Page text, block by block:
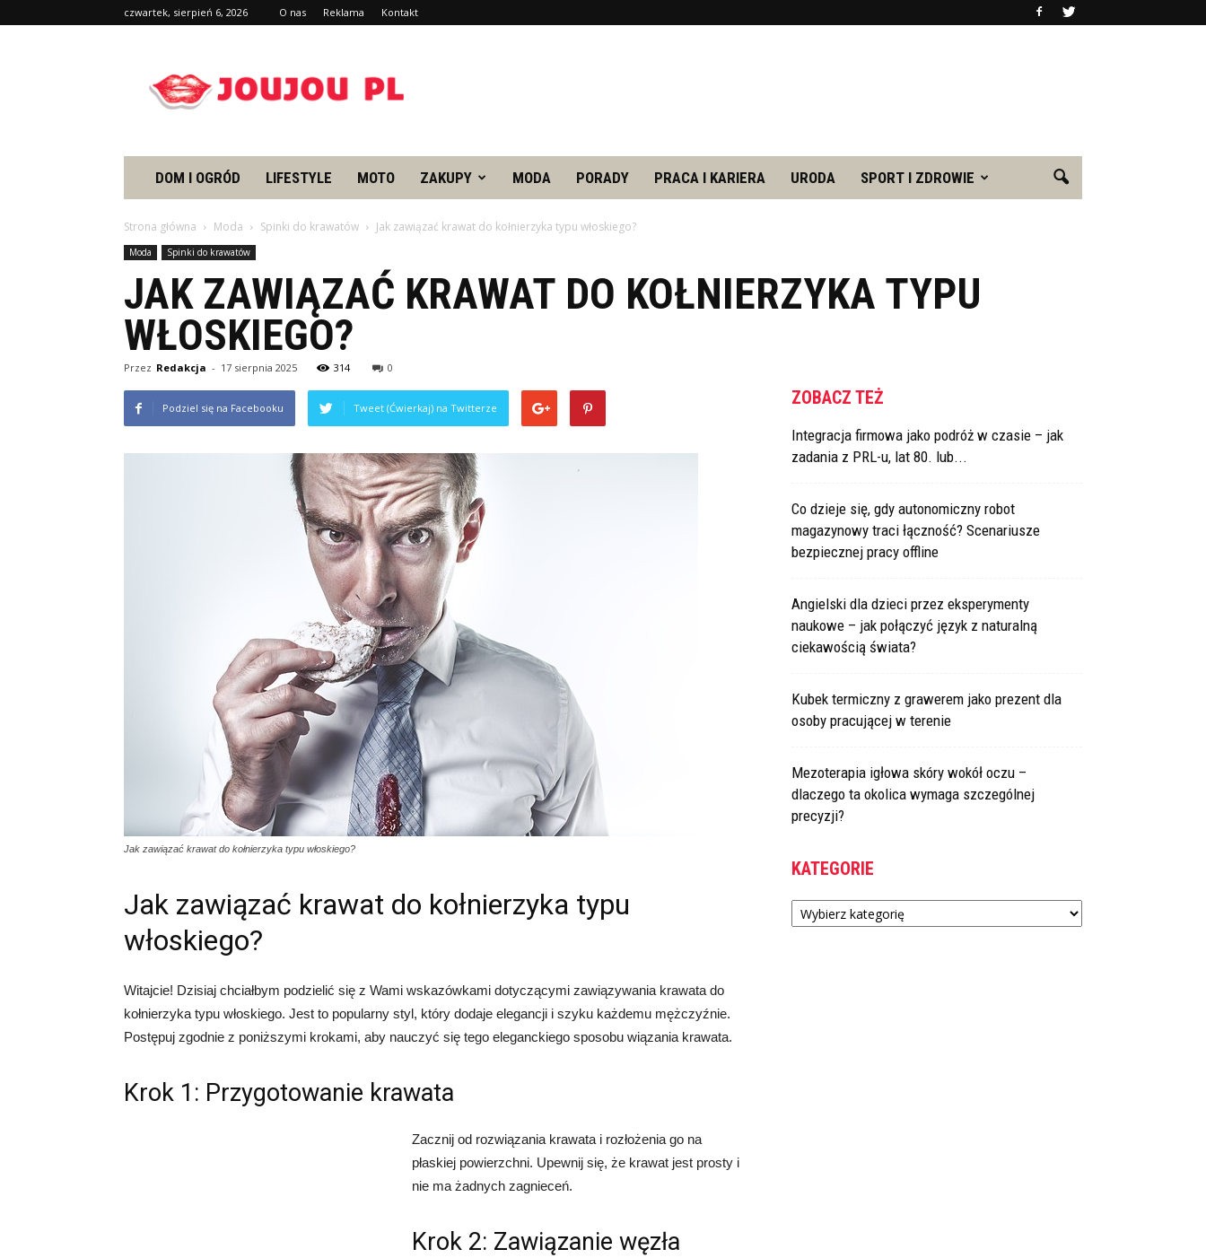
czwartek, sierpień 6, 2026 O nas Reklama Kontakt
DOM I OGRÓD LIFESTYLE MOTO ZAKUPY MODA PORADY PRACA I KARIERA URODA SPORT I ZDROWIE
Strona główna Moda Spinki do krawatów Jak zawiązać krawat do kołnierzyka typu włoskiego?
Moda Spinki do krawatów
JAK ZAWIĄZAĆ KRAWAT DO KOŁNIERZYKA TYPU
WŁOSKIEGO?
Przez Redakcja - 17 sierpnia 2025 314 0
Podziel się na Facebooku Tweet (Ćwierkaj) na Twitterze
Jak zawiązać krawat do kołnierzyka typu włoskiego?
Jak zawiązać krawat do kołnierzyka typu
włoskiego?
Witajcie! Dzisiaj chciałbym podzielić się z Wami wskazówkami dotyczącymi zawiązywania krawata do
kołnierzyka typu włoskiego. Jest to popularny styl, który dodaje elegancji i szyku każdemu mężczyźnie.
Postępuj zgodnie z poniższymi krokami, aby nauczyć się tego eleganckiego sposobu wiązania krawata.
Krok 1: Przygotowanie krawata
Zacznij od rozwiązania krawata i rozłożenia go na
płaskiej powierzchni. Upewnij się, że krawat jest prosty i
nie ma żadnych zagnieceń.
Krok 2: Zawiązanie węzła
ZOBACZ TEŻ
Integracja firmowa jako podróż w czasie – jak
zadania z PRL-u, lat 80. lub...
Co dzieje się, gdy autonomiczny robot
magazynowy traci łączność? Scenariusze
bezpiecznej pracy offline
Angielski dla dzieci przez eksperymenty
naukowe – jak połączyć język z naturalną
ciekawością świata?
Kubek termiczny z grawerem jako prezent dla
osoby pracującej w terenie
Mezoterapia igłowa skóry wokół oczu –
dlaczego ta okolica wymaga szczególnej
precyzji?
KATEGORIE
Kategorie